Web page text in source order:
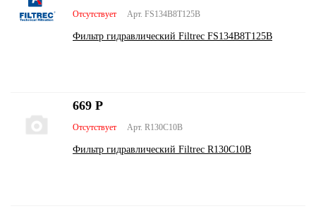
Арт. FS134B8T125B
Отсутствует
Фильтр гидравлический Filtrec FS134B8T125B
Арт. R130С10В
Отсутствует
Фильтр гидравлический Filtrec R130С10В
669 Р